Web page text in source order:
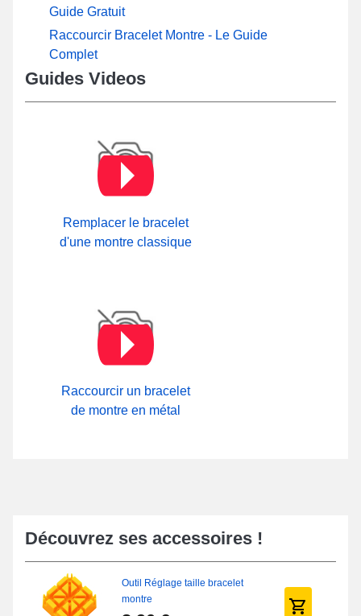
Guide Gratuit
Raccourcir Bracelet Montre - Le Guide
Complet
Guides Videos
Remplacer le bracelet
d'une montre classique
Raccourcir un bracelet
de montre en métal
Découvrez ses accessoires !
Outil Réglage taille bracelet
montre